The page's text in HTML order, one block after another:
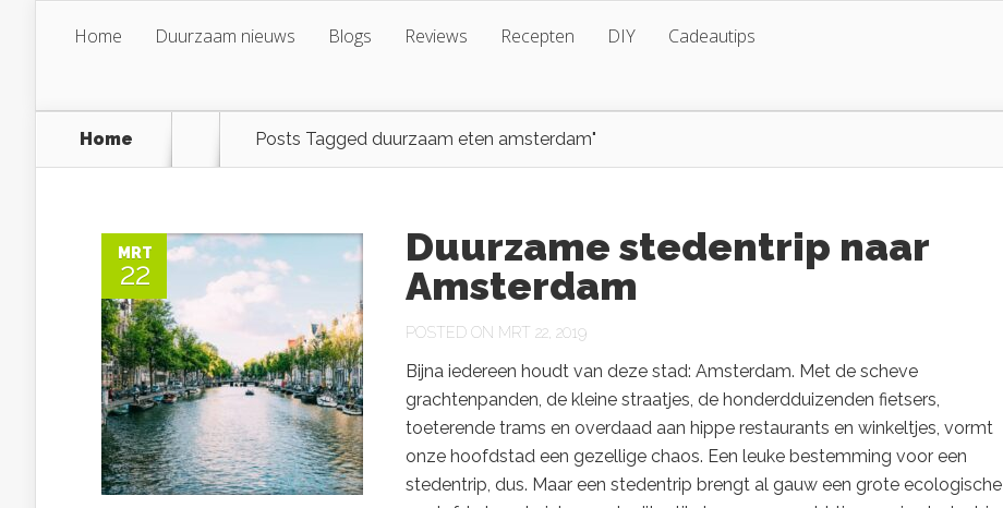
Home Duurzaam nieuws Blogs Reviews Recepten DIY Cadeautips
Home Posts Tagged duurzaam eten amsterdam"
MRT
22
Duurzame stedentrip naar
Amsterdam
POSTED ON MRT 22, 2019
Bijna iedereen houdt van deze stad: Amsterdam. Met de scheve
grachtenpanden, de kleine straatjes, de honderdduizenden fietsers,
toeterende trams en overdaad aan hippe restaurants en winkeltjes, vormt
onze hoofdstad een gezellige chaos. Een leuke bestemming voor een
stedentrip, dus. Maar een stedentrip brengt al gauw een grote ecologische